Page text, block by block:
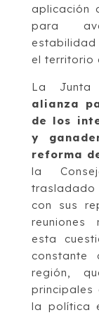
aplicación
para
el territorio
La
alianza
de los
y
reforma
la
con sus
reuniones
esta
región,
la política